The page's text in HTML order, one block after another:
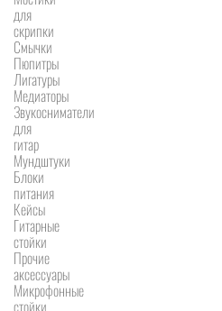
для
скрипки
Смычки
Пюпитры
Лигатуры
Медиаторы
Звукосниматели
для
гитар
Мундштуки
Блоки
питания
Кейсы
Гитарные
стойки
Прочие
аксессуары
Микрофонные